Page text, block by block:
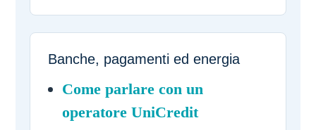
Banche, pagamenti ed energia
Come parlare con un
operatore UniCredit